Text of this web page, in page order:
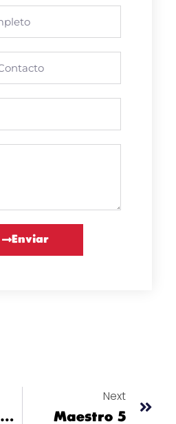
Enviar
Tatiana Escobar Galeano
Next
Maestro 5